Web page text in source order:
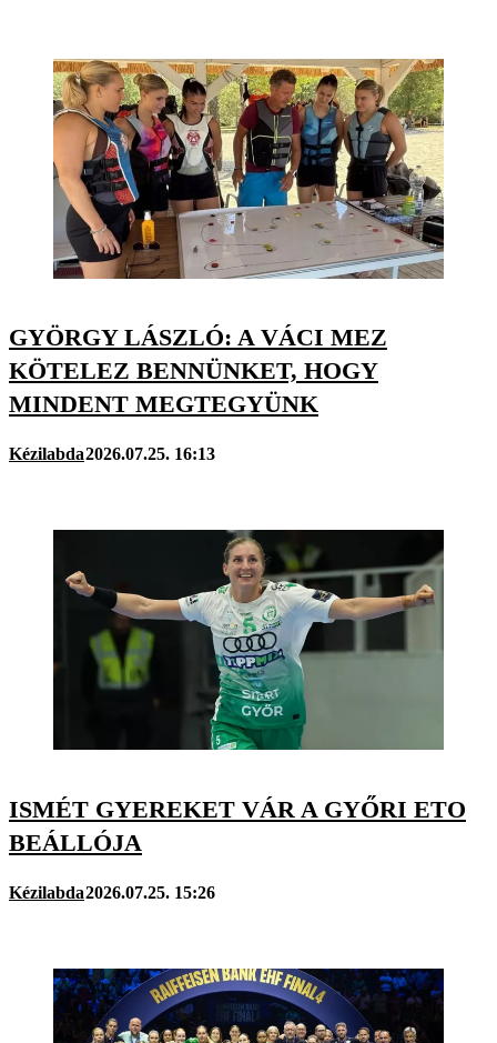
GYÖRGY LÁSZLÓ: A VÁCI MEZ
KÖTELEZ BENNÜNKET, HOGY
MINDENT MEGTEGYÜNK
Kézilabda2026.07.25. 16:13
ISMÉT GYEREKET VÁR A GYŐRI ETO
BEÁLLÓJA
Kézilabda2026.07.25. 15:26